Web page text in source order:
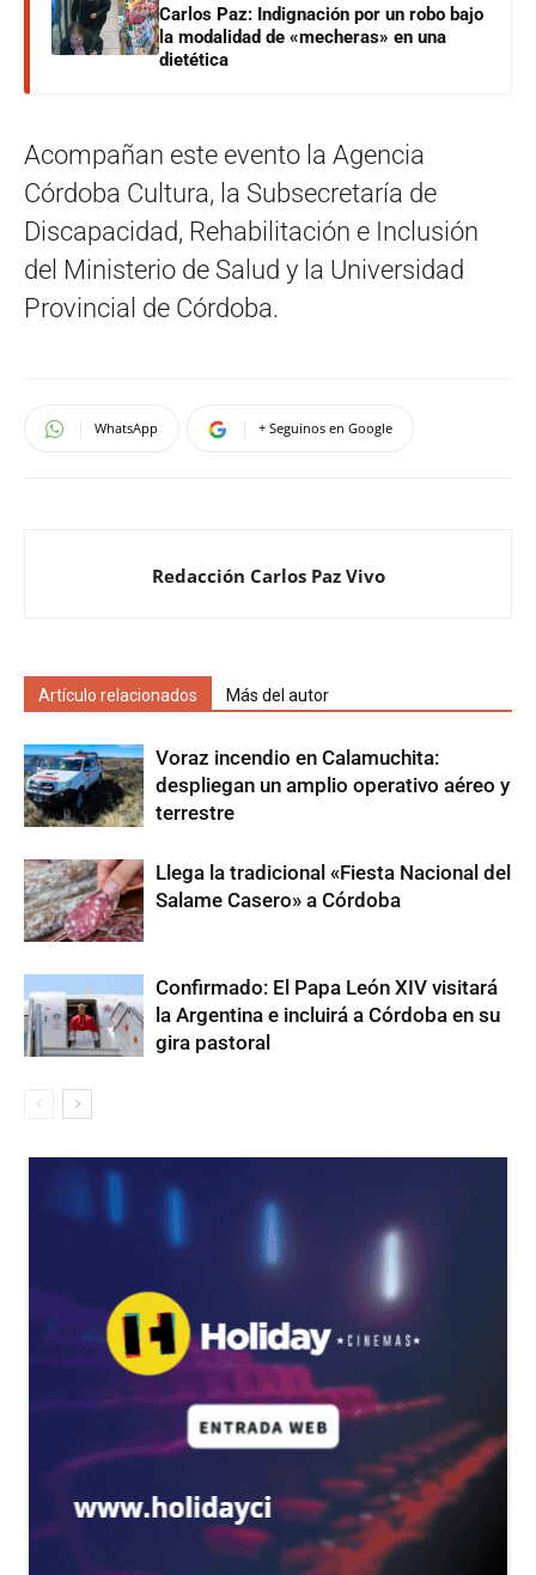
Carlos Paz: Indignación por un robo bajo
la modalidad de «mecheras» en una
dietética
Acompañan este evento la Agencia
Córdoba Cultura, la Subsecretaría de
Discapacidad, Rehabilitación e Inclusión
del Ministerio de Salud y la Universidad
Provincial de Córdoba.
WhatsApp + Seguinos en Google
Redacción Carlos Paz Vivo
Artículo relacionados Más del autor
Voraz incendio en Calamuchita:
despliegan un amplio operativo aéreo y
terrestre
Llega la tradicional «Fiesta Nacional del
Salame Casero» a Córdoba
Confirmado: El Papa León XIV visitará
la Argentina e incluirá a Córdoba en su
gira pastoral